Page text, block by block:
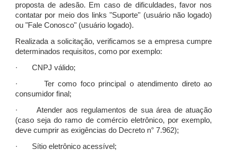
proposta de adesão. Em caso de dificuldades, favor nos
contatar por meio dos links "Suporte" (usuário não logado)
ou "Fale Conosco" (usuário logado).
Realizada a solicitação, verificamos se a empresa cumpre
determinados requisitos, como por exemplo:
· CNPJ válido;
· Ter como foco principal o atendimento direto ao
consumidor final;
· Atender aos regulamentos de sua área de atuação
(caso seja do ramo de comércio eletrônico, por exemplo,
deve cumprir as exigências do Decreto n° 7.962);
· Sítio eletrônico acessível;